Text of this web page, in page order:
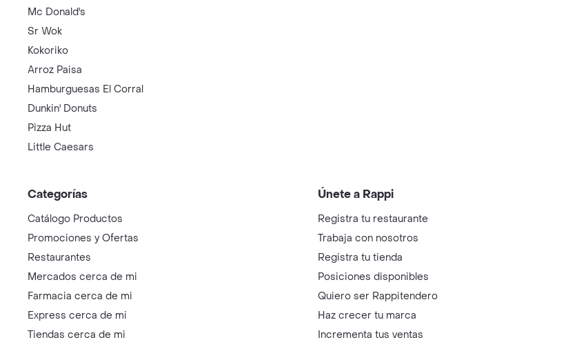
Mc Donald's
Sr Wok
Kokoriko
Arroz Paisa
Hamburguesas El Corral
Dunkin' Donuts
Pizza Hut
Little Caesars
Categorías
Catálogo Productos
Promociones y Ofertas
Restaurantes
Mercados cerca de mi
Farmacia cerca de mi
Express cerca de mi
Tiendas cerca de mi
Únete a Rappi
Registra tu restaurante
Trabaja con nosotros
Registra tu tienda
Posiciones disponibles
Quiero ser Rappitendero
Haz crecer tu marca
Incrementa tus ventas